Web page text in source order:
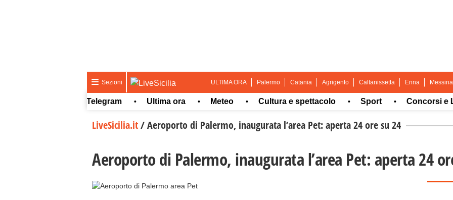
Sezioni ULTIMA ORA Palermo Catania Agrigento Caltanissetta Enna Messina
Telegram • Ultima ora • Meteo • Cultura e spettacolo • Sport • Concorsi e
LiveSicilia.it/Aeroporto di Palermo, inaugurata l’area Pet: aperta 24 ore su 24
Aeroporto di Palermo, inaugurata l’area Pet: aperta 24